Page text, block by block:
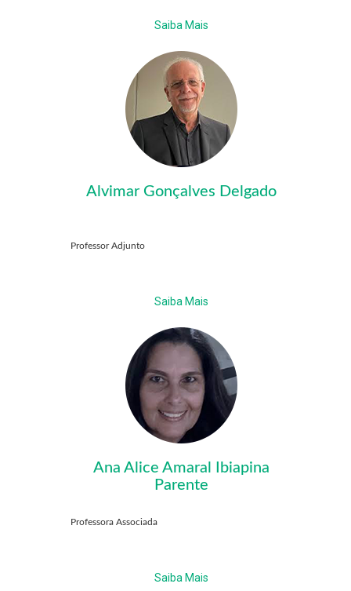
Saiba Mais
Alvimar Gonçalves Delgado
Professor Adjunto
Saiba Mais
Ana Alice Amaral Ibiapina
Parente
Professora Associada
Saiba Mais